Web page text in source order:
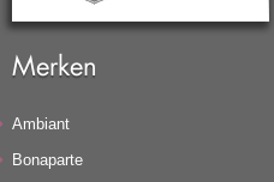
Merken
Ambiant
Bonaparte